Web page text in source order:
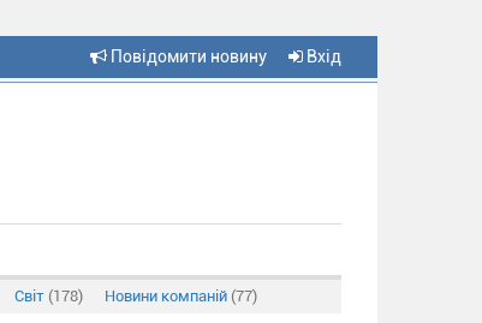
Повідомити новину Вхід
Світ (178) Новини компаній (77)